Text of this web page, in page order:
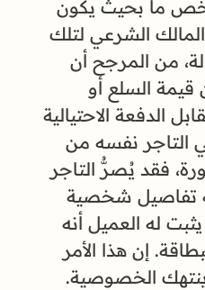
ما بحيث يكون
الشرعي لتلك
من المرجح أن
100٪ من قيمة السلع أو
الدفعة الاحتيالية
التاجر نفسه من
فقد يُصرُّ التاجر
تفاصيل شخصية
له العميل أنه
إن هذا الأمر
الخصوصية.